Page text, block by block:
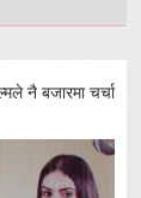
नै बजारमा चर्चा